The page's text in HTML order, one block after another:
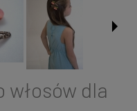
włosów dla